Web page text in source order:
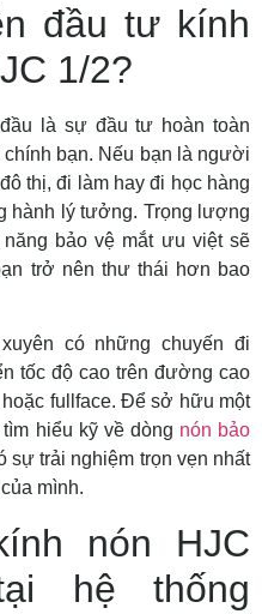
đầu tư kính
1/2?
là sự đầu tư hoàn toàn
bạn. Nếu bạn là người
thị, đi làm hay đi học hàng
hành lý tưởng. Trọng lượng
bảo vệ mắt ưu việt sẽ
trở nên thư thái hơn bao
có những chuyến đi
tốc độ cao trên đường cao
fullface. Để sở hữu một
hiểu kỹ về dòng nón bảo
sự trải nghiệm trọn vẹn nhất
mình.
nón HJC
hệ thống